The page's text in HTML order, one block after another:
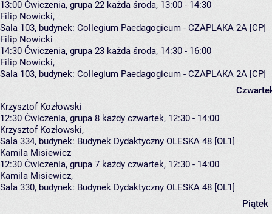
13:00 Ćwiczenia, grupa 22 każda środa, 13:00 - 14:30
Filip Nowicki,
Sala 103, budynek: Collegium Paedagogicum - CZAPLAKA 2A [CP]
Filip Nowicki
14:30 Ćwiczenia, grupa 23 każda środa, 14:30 - 16:00
Filip Nowicki,
Sala 103, budynek: Collegium Paedagogicum - CZAPLAKA 2A [CP]
Krzysztof Kozłowski
12:30 Ćwiczenia, grupa 8 każdy czwartek, 12:30 - 14:00
Krzysztof Kozłowski,
Sala 334, budynek: Budynek Dydaktyczny OLESKA 48 [OL1]
Kamila Misiewicz
12:30 Ćwiczenia, grupa 7 każdy czwartek, 12:30 - 14:00
Kamila Misiewicz,
Sala 330, budynek: Budynek Dydaktyczny OLESKA 48 [OL1]
Piątek